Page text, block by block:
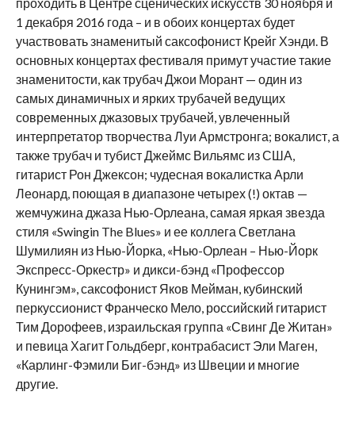
1 декабря 2016 года – и в обоих концертах будет
участвовать знаменитый саксофонист Крейг Хэнди. В
основных концертах фестиваля примут участие такие
знаменитости, как трубач Джои Морант — один из
самых динамичных и ярких трубачей ведущих
современных джазовых трубачей, увлеченный
интерпретатор творчества Луи Армстронга; вокалист, а
также трубач и тубист Джеймс Вильямс из США,
гитарист Рон Джексон; чудесная вокалистка Арли
Леонард, поющая в диапазоне четырех (!) октав —
жемчужина джаза Нью-Орлеана, самая яркая звезда
стиля «Swingin The Blues» и ее коллега Светлана
Шумилиян из Нью-Йорка, «Нью-Орлеан – Нью-Йорк
Экспресс-Оркестр» и дикси-бэнд «Профессор
Кунингэм», саксофонист Яков Мейман, кубинский
перкуссионист Франческо Мело, российский гитарист
Тим Дорофеев, израильская группа «Свинг Де Житан»
и певица Хагит Гольдберг, контрабасист Эли Маген,
«Карлинг-Фэмили Биг-бэнд» из Швеции и многие
другие.